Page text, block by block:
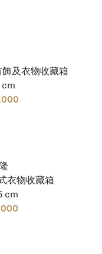
及衣物收藏箱
cm
衣物收藏箱
cm